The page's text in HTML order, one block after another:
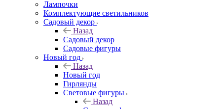
Лампочки
Комплектующие светильников
Садовый декор
Назад
Садовый декор
Садовые фигуры
Новый год
Назад
Новый год
Гирлянды
Световые фигуры
Назад